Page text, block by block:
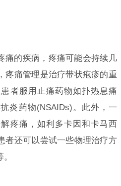
痛的疾病，疼痛可能会持续几
疼痛管理是治疗带状疱疹的重
者服用止痛药物如扑热息痛
炎药物(NSAIDs)。此外，一
疼痛，如利多卡因和卡马西
者还可以尝试一些物理治疗方